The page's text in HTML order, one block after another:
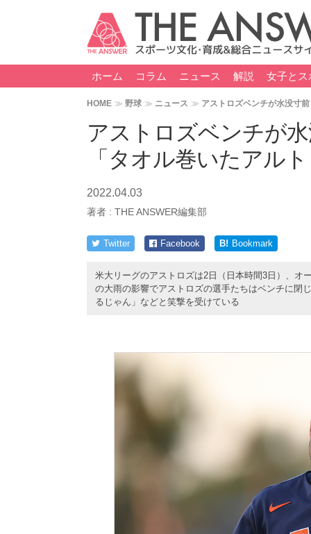
ホーム コラム ニュース 解説 女子とス
HOME 野球 ニュース アストロズベンチが水没寸
アストロズベンチが
「タオル巻いたアル
2022.04.03
著者 : THE ANSWER編集部
Twitter Facebook B! Bookmark
米大リーグのアストロズは2日（日本時間3日）、オ
の大雨の影響でアストロズの選手たちはベンチに閉
るじゃん」などと笑撃を受けている